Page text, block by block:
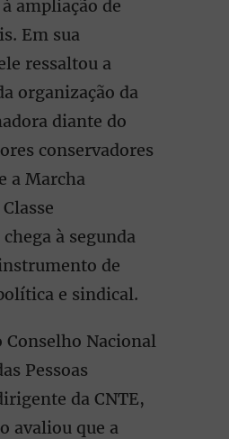
ampliação de
Em sua
ressaltou a
organização da
diante do
conservadores
a Marcha
à segunda
de
e sindical.
Conselho Nacional
Pessoas
da CNTE,
avaliou que a